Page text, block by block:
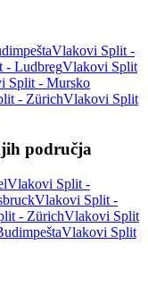
Vlakovi Split -
- LudbregVlakovi Split
Split - Mursko
- ZürichVlakovi Split
područja
Vlakovi Split -
Vlakovi Split -
- ZürichVlakovi Split
Vlakovi Split